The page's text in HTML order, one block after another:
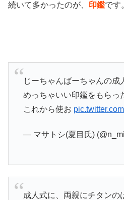
続いて多かったのが、 印鑑です
じーちゃんばーちゃんの成
めっちゃいい印鑑をもらっ
これから使お
— マサトシ(夏目氏)
成人式に、両親にチタンの